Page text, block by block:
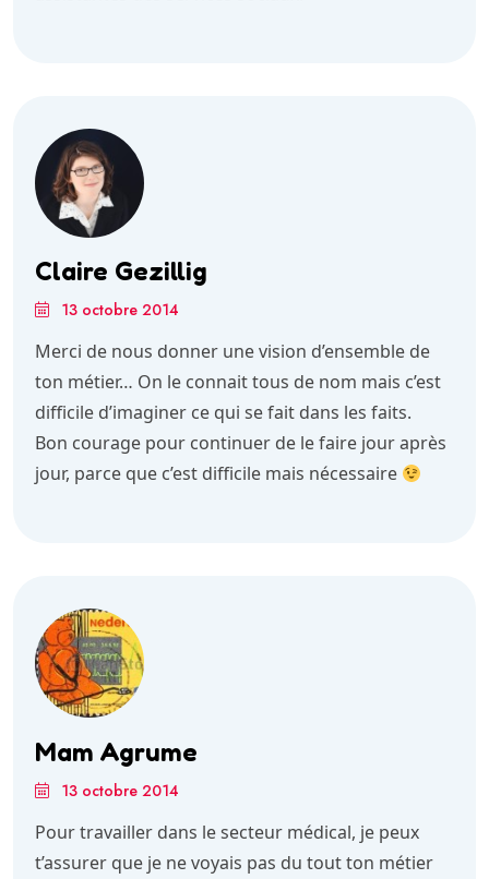
Claire Gezillig
13 octobre 2014
Merci de nous donner une vision d’ensemble de
ton métier… On le connait tous de nom mais c’est
difficile d’imaginer ce qui se fait dans les faits.
Bon courage pour continuer de le faire jour après
jour, parce que c’est difficile mais nécessaire
Mam Agrume
13 octobre 2014
Pour travailler dans le secteur médical, je peux
t’assurer que je ne voyais pas du tout ton métier